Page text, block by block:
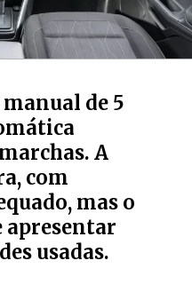
de 5
A
com
mas o
apresentar
usadas.